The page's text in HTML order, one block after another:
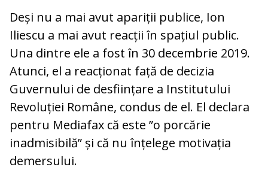
Deși nu a mai avut apariții publice, Ion
Iliescu a mai avut reacții în spațiul public.
Una dintre ele a fost în 30 decembrie 2019.
Atunci, el a reacționat față de decizia
Guvernului de desființare a Institutului
Revoluției Române, condus de el. El declara
pentru Mediafax că este ”o porcărie
inadmisibilă” și că nu înțelege motivația
demersului.